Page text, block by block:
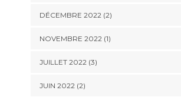
DÉCEMBRE 2022(2)
NOVEMBRE 2022(1)
JUILLET 2022(3)
JUIN 2022(2)